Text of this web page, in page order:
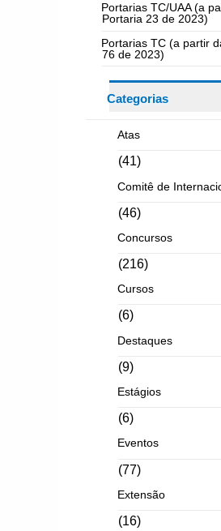
Portarias TC/UAA (a
Portaria 23 de 2023)
Portarias TC (a partir
76 de 2023)
Categorias
Atas
(41)
Comitê de
(46)
Concursos
(216)
Cursos
(6)
Destaques
(9)
Estágios
(6)
Eventos
(77)
Extensão
(16)